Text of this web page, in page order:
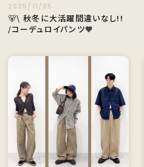
2025/11/05
🐻\ 秋冬に大活躍間違いなし!!
/コーデュロイパンツ🧡